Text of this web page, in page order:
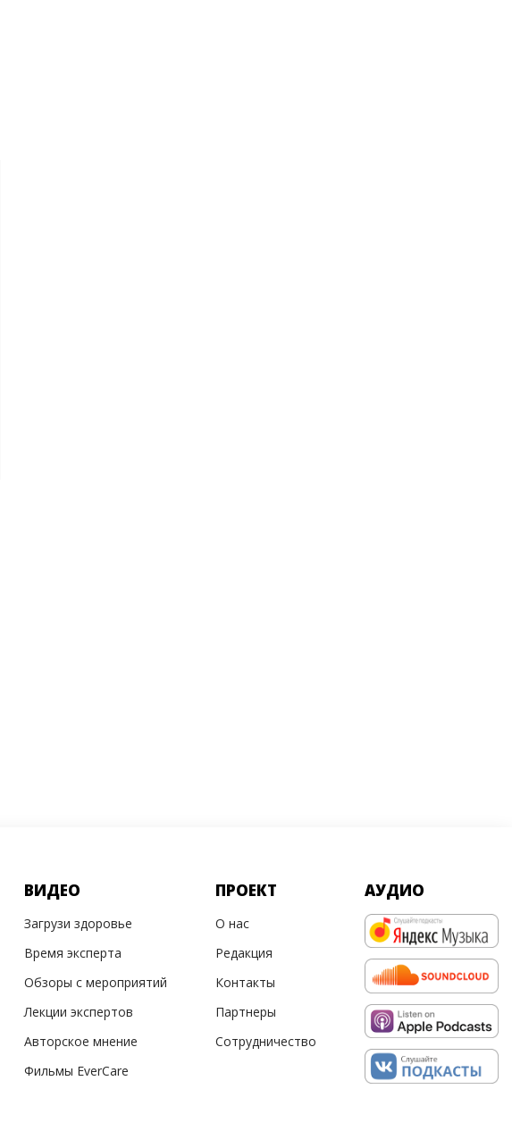
ВИДЕО
Загрузи здоровье
Время эксперта
Обзоры с мероприятий
Лекции экспертов
Авторское мнение
Фильмы EverCare
ПРОЕКТ
О нас
Редакция
Контакты
Партнеры
Сотрудничество
АУДИО